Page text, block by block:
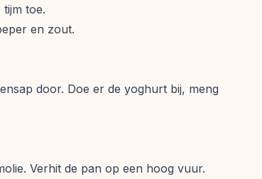
toe.
en zout.
door. Doe er de yoghurt bij, meng
Verhit de pan op een hoog vuur.